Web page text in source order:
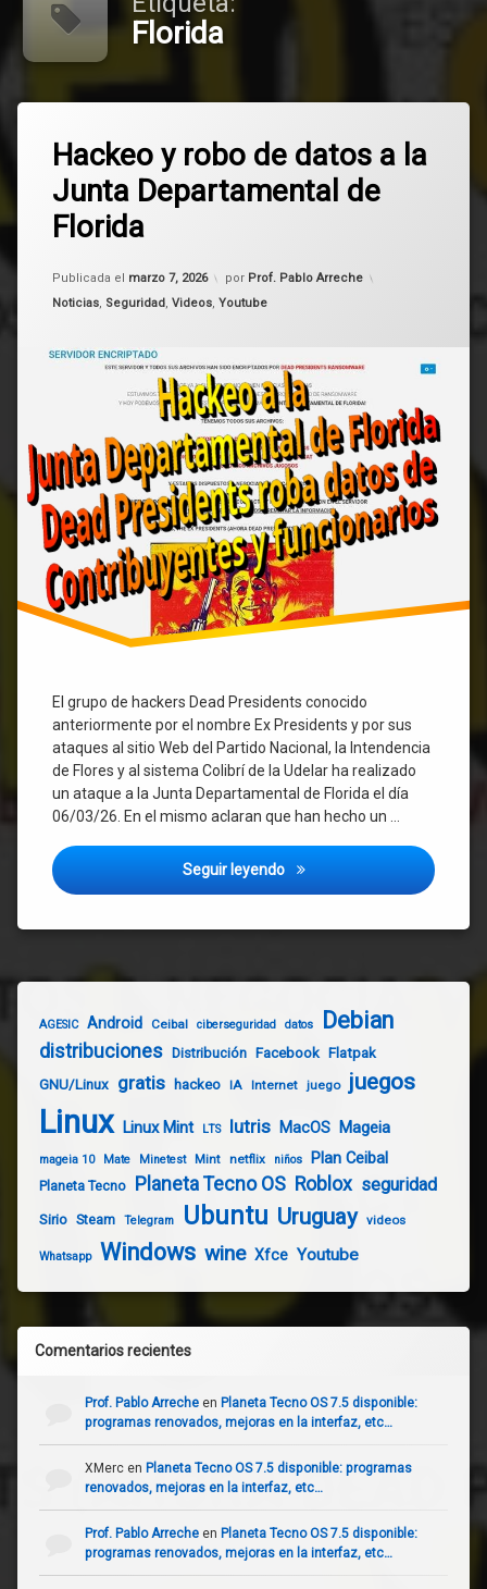
Florida
Hackeo y robo de datos a la
Junta Departamental de
Florida
Publicada el marzo 7, 2026
Actualizado el marzo 7, 2026
por Prof. Pablo Arreche
Categorías:
Noticias, Seguridad, Videos, Youtube
El grupo de hackers Dead Presidents conocido
anteriormente por el nombre Ex Presidents y por sus
ataques al sitio Web del Partido Nacional, la Intendencia
de Flores y al sistema Colibrí de la Udelar ha realizado
un ataque a la Junta Departamental de Florida el día
06/03/26. En el mismo aclaran que han hecho un …
Seguir leyendo Hackeo y robo de datos a
ciberseguridad
Estado
Florida
Ransomware
un
comentario
en
Hackeo
robo
datos
a
Departamental
AGESIC Android Ceibal ciberseguridad datos Debian
distribuciones Distribución Facebook Flatpak
GNU/Linux gratis hackeo IA Internet juego juegos
Linux Linux Mint LTS lutris MacOS Mageia
mageia 10 Mate Minetest Mint netflix niños Plan Ceibal
Planeta Tecno Planeta Tecno OS Roblox seguridad
Sirio Steam Telegram Ubuntu Uruguay videos
Whatsapp Windows wine Xfce Youtube
Comentarios recientes
Prof. Pablo Arrecheen Planeta Tecno OS 7.5 disponible:
programas renovados, mejoras en la interfaz, etc…
XMercen Planeta Tecno OS 7.5 disponible: programas
renovados, mejoras en la interfaz, etc…
Prof. Pablo Arrecheen Planeta Tecno OS 7.5 disponible:
programas renovados, mejoras en la interfaz, etc…